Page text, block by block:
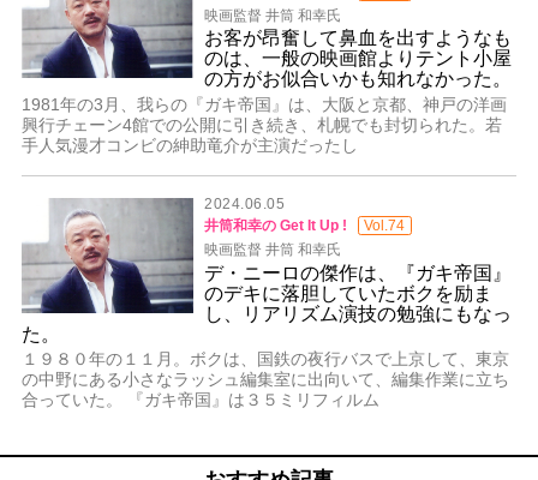
映画監督 井筒 和幸氏
お客が昂奮して鼻血を出すようなも
のは、一般の映画館よりテント小屋
の方がお似合いかも知れなかった。
1981年の3月、我らの『ガキ帝国』は、大阪と京都、神戸の洋画
興行チェーン4館での公開に引き続き、札幌でも封切られた。若
手人気漫才コンビの紳助竜介が主演だったし
2024.06.05
井筒和幸の Get It Up !
Vol.74
映画監督 井筒 和幸氏
デ・ニーロの傑作は、『ガキ帝国』
のデキに落胆していたボクを励ま
し、リアリズム演技の勉強にもなっ
た。
１９８０年の１１月。ボクは、国鉄の夜行バスで上京して、東京
の中野にある小さなラッシュ編集室に出向いて、編集作業に立ち
合っていた。 『ガキ帝国』は３５ミリフィルム